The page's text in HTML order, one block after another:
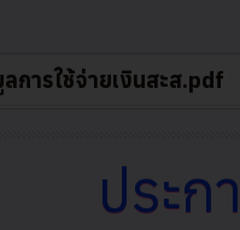
การใช้จ่ายเงินสะส.pdf
ประก